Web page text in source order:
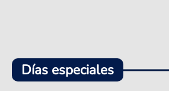
Días especiales